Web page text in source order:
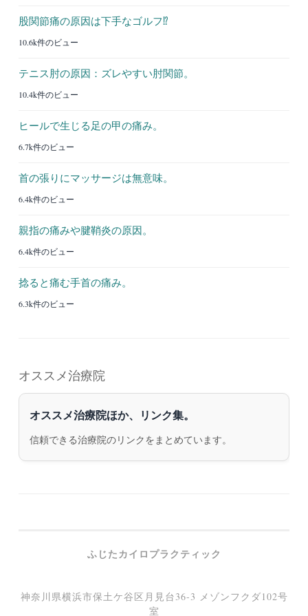
股関節痛の原因は下手なゴルフ⁉︎
10.6k件のビュー
テニス肘の原因：ズレやすい肘関節。
10.4k件のビュー
ヒールで生じる足の甲の痛み。
6.7k件のビュー
首の張りにマッサージは無意味。
6.4k件のビュー
親指の痛みや腱鞘炎の原因。
6.4k件のビュー
捻ると痛む手首の痛み。
6.3k件のビュー
オススメ治療院
オススメ治療院ほか、リンク集。
信頼できる治療院のリンクをまとめています。
ふじたカイロプラクティック
神奈川県横浜市保土ケ谷区月見台36-3 メゾンフクダ102号
室